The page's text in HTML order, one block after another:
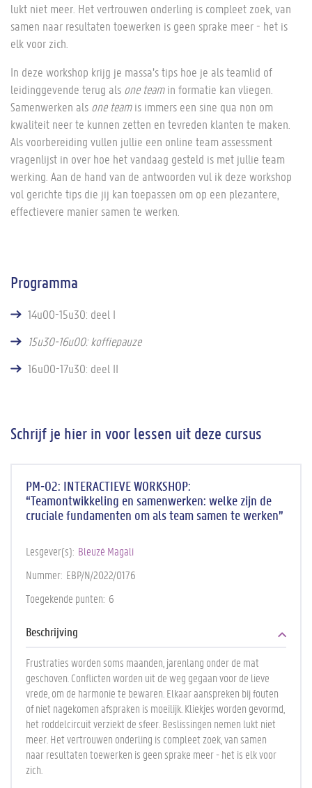
lukt niet meer. Het vertrouwen onderling is compleet zoek, van
samen naar resultaten toewerken is geen sprake meer - het is
elk voor zich.
In deze workshop krijg je massa’s tips hoe je als teamlid of
leidinggevende terug als one teamin formatie kan vliegen.
Samenwerken als one teamis immers een sine qua non om
kwaliteit neer te kunnen zetten en tevreden klanten te maken.
Als voorbereiding vullen jullie een online team assessment
vragenlijst in over hoe het vandaag gesteld is met jullie team
werking. Aan de hand van de antwoorden vul ik deze workshop
vol gerichte tips die jij kan toepassen om op een plezantere,
effectievere manier samen te werken.
Programma
14u00-15u30: deel I
15u30-16u00: koffiepauze
16u00-17u30: deel II
Schrijf je hier in voor lessen uit deze cursus
PM-02: INTERACTIEVE WORKSHOP:
“Teamontwikkeling en samenwerken: welke zijn de
cruciale fundamenten om als team samen te werken”
Lesgever(s) Bleuzé Magali
Nummer EBP/N/2022/0176
Toegekende punten 6
Beschrijving
Frustraties worden soms maanden, jarenlang onder de mat
geschoven. Conflicten worden uit de weg gegaan voor de lieve
vrede, om de harmonie te bewaren. Elkaar aanspreken bij fouten
of niet nagekomen afspraken is moeilijk. Kliekjes worden gevormd,
het roddelcircuit verziekt de sfeer. Beslissingen nemen lukt niet
meer. Het vertrouwen onderling is compleet zoek, van samen
naar resultaten toewerken is geen sprake meer - het is elk voor
zich.